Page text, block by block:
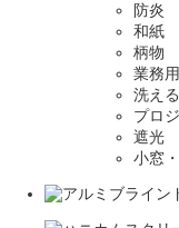
防炎
和紙
柄物
業務用
洗える
プロ
遮光
小窓